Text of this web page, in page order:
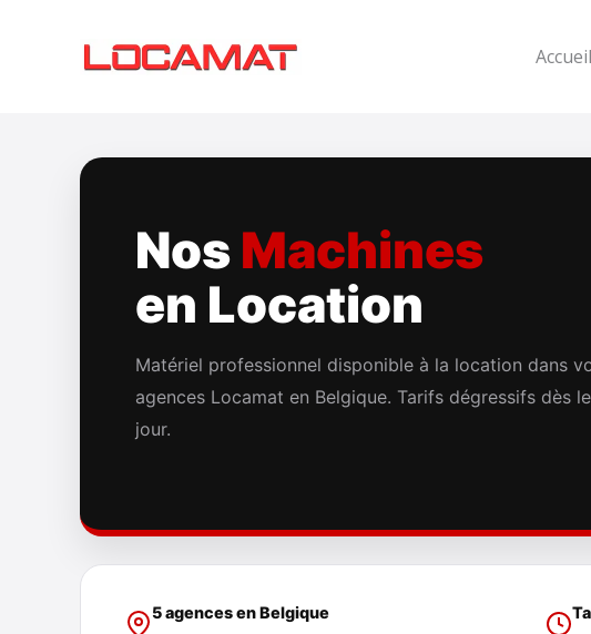
Accueil
Nos Machines
en Location
Matériel professionnel disponible à la location dans
agences Locamat en Belgique. Tarifs dégressifs dès
jour.
5 agences en Belgique